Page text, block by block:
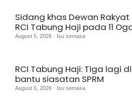
Sidang khas Dewan
RCI Tabung Haji pada 11
August 5, 2026 · Isu semasa
RCI Tabung Haji: Tiga lagi
bantu siasatan SPRM
August 5, 2026 · Isu semasa